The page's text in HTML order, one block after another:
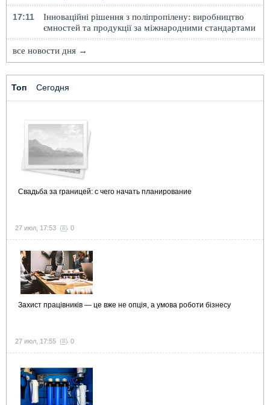
17:11
Інноваційні рішення з поліпропілену: виробництво
ємностей та продукції за міжнародними стандартами
все новости дня →
Топ Сегодня
Свадьба за границей: с чего начать планирование
27 июл, 17:53 0
Захист працівників — це вже не опція, а умова роботи бізнесу
27 июл, 17:55 0